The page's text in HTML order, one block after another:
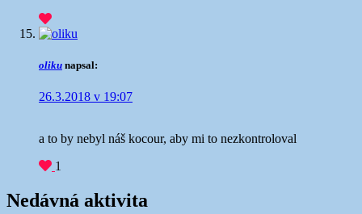
oliku napsal:
26.3.2018 v 19:07
a to by nebyl náš kocour, aby mi to nezkontroloval
1
Nedávná aktivita